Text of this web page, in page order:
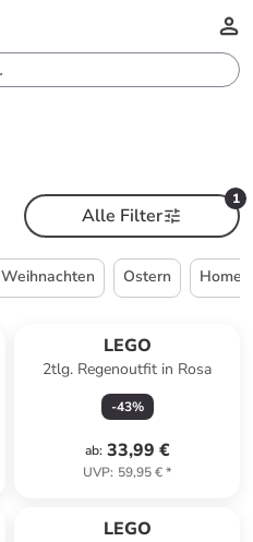
1
Alle Filter
Weihnachten Ostern Home
LEGO
2tlg. Regenoutfit in Rosa
-43%
ab: 33,99 €
UVP: 59,95 €*
LEGO